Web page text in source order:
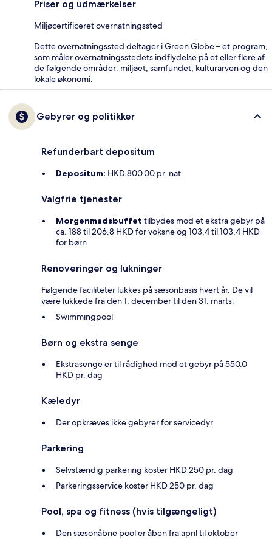
Priser og udmærkelser
Miljøcertificeret overnatningssted
Dette overnatningssted deltager i Green Globe – et program,
som måler overnatningsstedets indflydelse på et eller flere af
de følgende områder: miljøet, samfundet, kulturarven og den
lokale økonomi.
Gebyrer og politikker
Refunderbart depositum
Depositum: HKD 800.00 pr. nat
Valgfrie tjenester
Morgenmadsbuffet tilbydes mod et ekstra gebyr på
ca. 188 til 206.8 HKD for voksne og 103.4 til 103.4 HKD
for børn
Renoveringer og lukninger
Følgende faciliteter lukkes på sæsonbasis hvert år. De vil
være lukkede fra den 1. december til den 31. marts:
Swimmingpool
Børn og ekstra senge
Ekstrasenge er til rådighed mod et gebyr på 550.0
HKD pr. dag
Kæledyr
Der opkræves ikke gebyrer for servicedyr
Parkering
Selvstændig parkering koster HKD 250 pr. dag
Parkeringsservice koster HKD 250 pr. dag
Pool, spa og fitness (hvis tilgængeligt)
Den sæsonåbne pool er åben fra april til oktober